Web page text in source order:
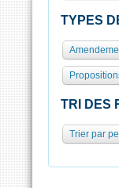
TYPES
TRI DES
Trier par